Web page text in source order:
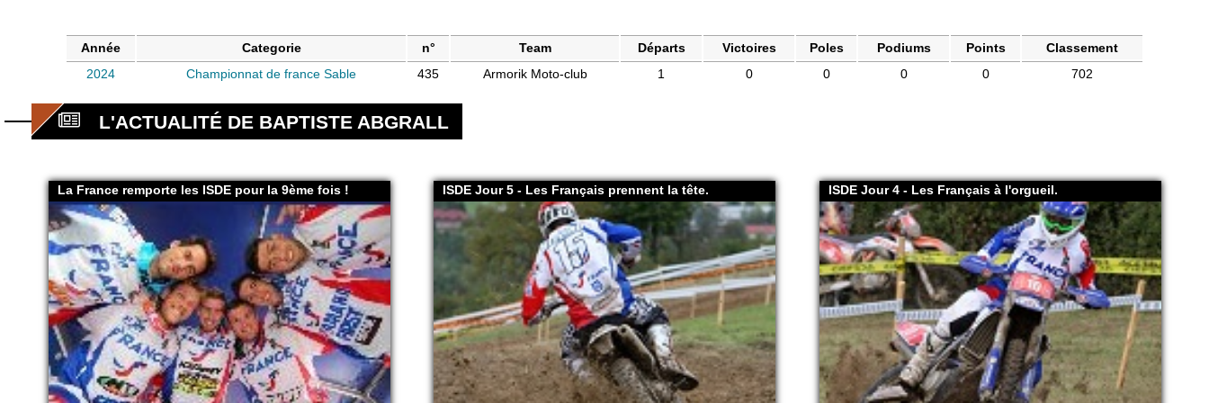
Année Categorie n° Team Départs Victoires Poles Podiums Points
Classement
2024
Championnat de france Sable 435 Armorik Moto-club 1 0 0 0 0 702
L'ACTUALITÉ DE BAPTISTE ABGRALL
La France remporte les ISDE pour la 9ème fois ! ISDE Jour 5 - Les Français prennent la tête. ISDE Jour 4 - Les Français à l'orgueil.